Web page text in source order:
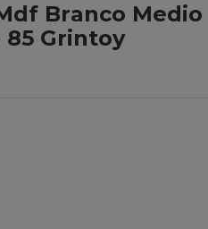
Branco Medio
85 Grintoy